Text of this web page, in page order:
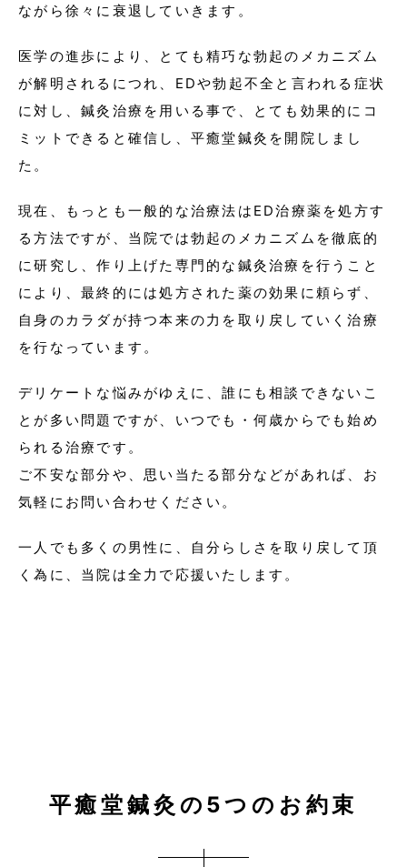
ながら徐々に衰退していきます。
医学の進歩により、とても精巧な勃起のメカニズム
が解明されるにつれ、EDや勃起不全と言われる症状
に対し、鍼灸治療を用いる事で、とても効果的にコ
ミットできると確信し、平癒堂鍼灸を開院しまし
た。
現在、もっとも一般的な治療法はED治療薬を処方す
る方法ですが、当院では勃起のメカニズムを徹底的
に研究し、作り上げた専門的な鍼灸治療を行うこと
により、最終的には処方された薬の効果に頼らず、
自身のカラダが持つ本来の力を取り戻していく治療
を行なっています。
デリケートな悩みがゆえに、誰にも相談できないこ
とが多い問題ですが、いつでも・何歳からでも始め
られる治療です。
ご不安な部分や、思い当たる部分などがあれば、お
気軽にお問い合わせください。
一人でも多くの男性に、自分らしさを取り戻して頂
く為に、当院は全力で応援いたします。
平癒堂鍼灸の5つのお約束